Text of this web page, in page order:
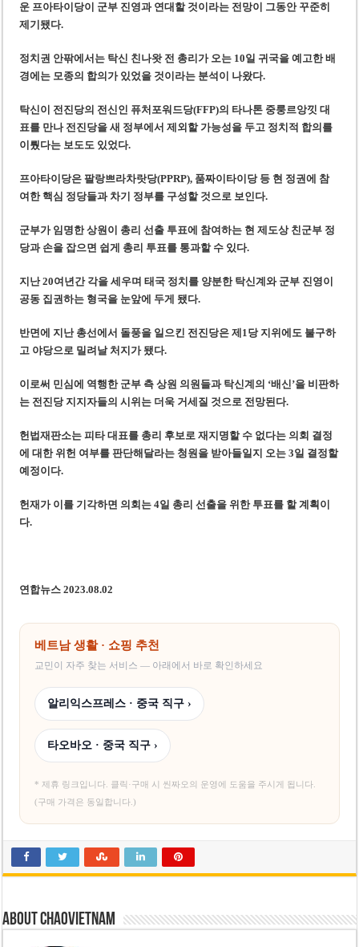
운 프아타이당이 군부 진영과 연대할 것이라는 전망이 그동안 꾸준히
제기됐다.
정치권 안팎에서는 탁신 친나왓 전 총리가 오는 10일 귀국을 예고한 배
경에는 모종의 합의가 있었을 것이라는 분석이 나왔다.
탁신이 전진당의 전신인 퓨처포워드당(FFP)의 타나톤 중룽르앙낏 대
표를 만나 전진당을 새 정부에서 제외할 가능성을 두고 정치적 합의를
이뤘다는 보도도 있었다.
프아타이당은 팔랑쁘라차랏당(PPRP), 품짜이타이당 등 현 정권에 참
여한 핵심 정당들과 차기 정부를 구성할 것으로 보인다.
군부가 임명한 상원이 총리 선출 투표에 참여하는 현 제도상 친군부 정
당과 손을 잡으면 쉽게 총리 투표를 통과할 수 있다.
지난 20여년간 각을 세우며 태국 정치를 양분한 탁신계와 군부 진영이
공동 집권하는 형국을 눈앞에 두게 됐다.
반면에 지난 총선에서 돌풍을 일으킨 전진당은 제1당 지위에도 불구하
고 야당으로 밀려날 처지가 됐다.
이로써 민심에 역행한 군부 측 상원 의원들과 탁신계의 ‘배신’을 비판하
는 전진당 지지자들의 시위는 더욱 거세질 것으로 전망된다.
헌법재판소는 피타 대표를 총리 후보로 재지명할 수 없다는 의회 결정
에 대한 위헌 여부를 판단해달라는 청원을 받아들일지 오는 3일 결정할
예정이다.
헌재가 이를 기각하면 의회는 4일 총리 선출을 위한 투표를 할 계획이
다.
연합뉴스 2023.08.02
베트남 생활 · 쇼핑 추천
교민이 자주 찾는 서비스 — 아래에서 바로 확인하세요
알리익스프레스 · 중국 직구 ›
타오바오 · 중국 직구 ›
* 제휴 링크입니다. 클릭·구매 시 씬짜오의 운영에 도움을 주시게 됩니다.
(구매 가격은 동일합니다.)
About chaovietnam